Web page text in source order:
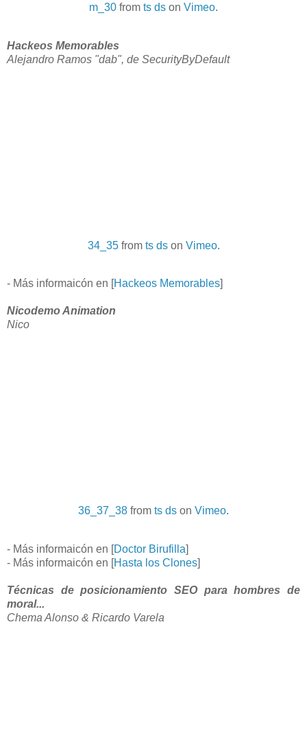
m_30 from ts ds on Vimeo.
Hackeos Memorables
Alejandro Ramos "dab", de SecurityByDefault
34_35from ts dson Vimeo.
- Más informaicón en [Hackeos Memorables]
Nicodemo Animation
Nico
36_37_38 from ts ds on Vimeo.
- Más informaicón en [Doctor Birufilla]
- Más informaicón en [Hasta los Clones]
Técnicas de posicionamiento SEO para hombres de
moral...
Chema Alonso & Ricardo Varela